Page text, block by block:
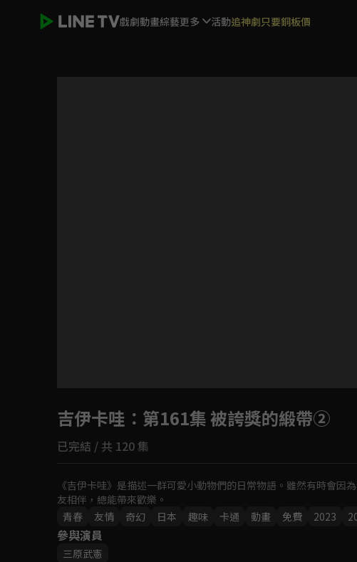
戲劇動畫綜藝更多 活動追神劇只要銅板價
如有不便請見諒
回首頁
吉伊卡哇 ：第161集 被誇獎的緞帶②
已完結 / 共 120 集
《吉伊卡哇》是描述一群可愛小動物們的日常物語。雖然有時會因
友相伴，總能帶來歡樂。
青春
友情 奇幻 日本 趣味 卡通 動畫 免費 2023
參與演員
三原武憲